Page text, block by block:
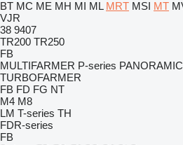
BT MC ME MH MI ML MRT MSI MT
VJR
38 9407
TR200 TR250
FB
MULTIFARMER P-series PANORAMIC
TURBOFARMER
FB FD FG NT
M4 M8
LM T-series TH
FDR-series
FB